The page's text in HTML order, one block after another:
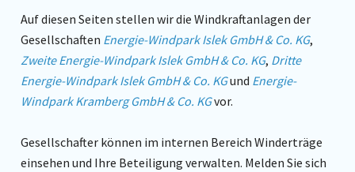
Auf diesen Seiten stellen wir die Windkraftanlagen der
Gesellschaften Energie-Windpark Islek GmbH & Co. KG,
Zweite Energie-Windpark Islek GmbH & Co. KG, Dritte
Energie-Windpark Islek GmbH & Co. KGund Energie-
Windpark Kramberg GmbH & Co. KGvor.
Gesellschafter können im internen Bereich Winderträge
einsehen und Ihre Beteiligung verwalten. Melden Sie sich